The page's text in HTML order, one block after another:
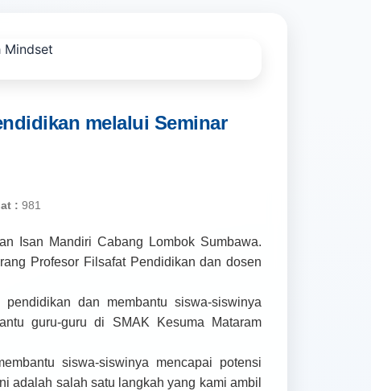
melalui Seminar
: 981
Isan Mandiri Cabang Lombok Sumbawa.
Profesor Filsafat Pendidikan dan dosen
dan membantu siswa-siswinya
guru-guru di SMAK Kesuma Mataram
siswa-siswinya mencapai potensi
adalah salah satu langkah yang kami ambil